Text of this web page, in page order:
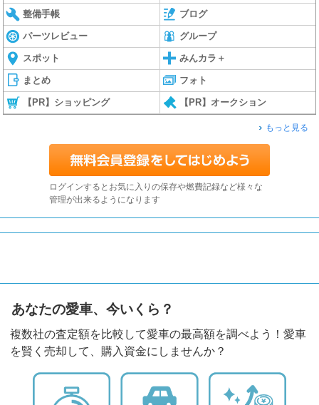
整備手帳 ブログ
パーツレビュー グループ
スポット みんカラ＋
まとめ フォト
【PR】ショッピング 【PR】オークション
もっと見る
ログインするとお気に入りの保存や燃費記録など様々な
管理が出来るようになります
あなたの愛車、今いくら？
複数社の査定額を比較して愛車の最高額を調べよう！愛車
を賢く売却して、購入資金にしませんか？